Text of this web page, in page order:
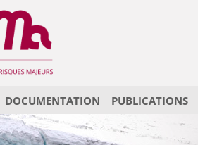
DOCUMENTATION PUBLICATIONS